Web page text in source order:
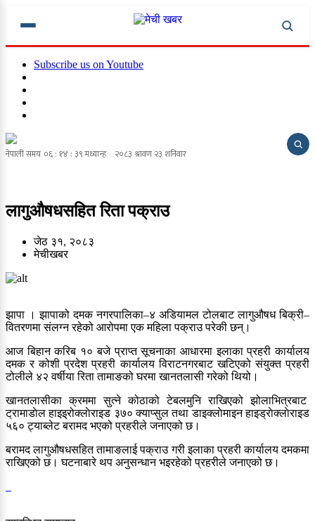
Subscribe us on Youtube
लागुऔषधसहित रिता पक्राउ
जेठ ३१, २०८३
मेचीखबर
झापा । झापाको दमक नगरपालिका–४ अडियामल टोलबाट लागुऔषध बिक्री–
वितरणमा संलग्न रहेको आरोपमा एक महिला पक्राउ परेकी छन्।
आज बिहान करिब १० बजे प्राप्त सूचनाका आधारमा इलाका प्रहरी कार्यालय
दमक र कोशी प्रदेश प्रहरी कार्यालय विराटनगरबाट खटिएको संयुक्त प्रहरी
टोलीले ४२ वर्षीया रिता तामाङको घरमा खानतलासी गरेको थियो।
खानतलासीका क्रममा सुत्ने कोठाको टेबलमुनि राखिएको झोलाभित्रबाट
ट्रामाडाेल हाइइ्रोक्लाेराइड ३७० क्याप्सुल तथा डाइक्लाेमाइन हाइड्राेक्लाेराइड
५६० ट्याब्लेट बरामद भएको प्रहरीले जनाएको छ।
बरामद लागुऔषधसहित तामाङलाई पक्राउ गरी इलाका प्रहरी कार्यालय दमकमा
राखिएको छ। घटनाबारे थप अनुसन्धान भइरहेको प्रहरीले जनाएको छ।